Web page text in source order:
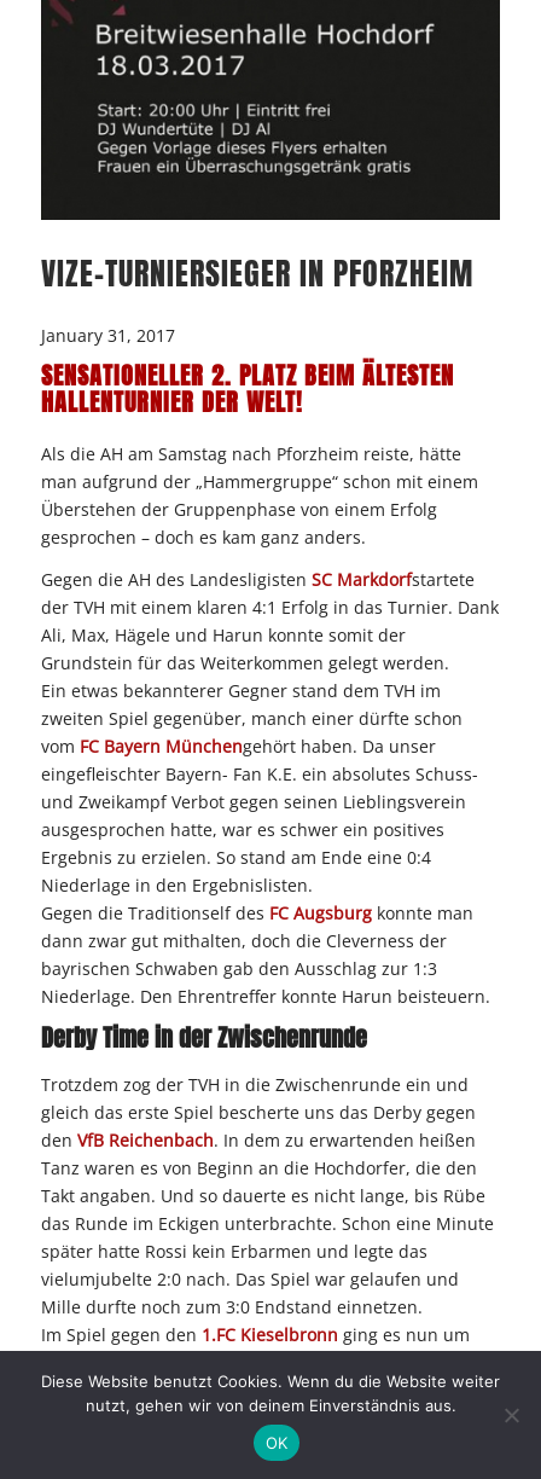
VIZE-TURNIERSIEGER IN PFORZHEIM
January 31, 2017
SENSATIONELLER 2. PLATZ BEIM ÄLTESTEN
HALLENTURNIER DER WELT!
Als die AH am Samstag nach Pforzheim reiste, hätte
man aufgrund der „Hammergruppe“ schon mit einem
Überstehen der Gruppenphase von einem Erfolg
gesprochen – doch es kam ganz anders.
Gegen die AH des Landesligisten SC Markdorfstartete
der TVH mit einem klaren 4:1 Erfolg in das Turnier. Dank
Ali, Max, Hägele und Harun konnte somit der
Grundstein für das Weiterkommen gelegt werden.
Ein etwas bekannterer Gegner stand dem TVH im
zweiten Spiel gegenüber, manch einer dürfte schon
vom FC Bayern Münchengehört haben. Da unser
eingefleischter Bayern- Fan K.E. ein absolutes Schuss-
und Zweikampf Verbot gegen seinen Lieblingsverein
ausgesprochen hatte, war es schwer ein positives
Ergebnis zu erzielen. So stand am Ende eine 0:4
Niederlage in den Ergebnislisten.
Gegen die Traditionself des FC Augsburgkonnte man
dann zwar gut mithalten, doch die Cleverness der
bayrischen Schwaben gab den Ausschlag zur 1:3
Niederlage. Den Ehrentreffer konnte Harun beisteuern.
Derby Time in der Zwischenrunde
Trotzdem zog der TVH in die Zwischenrunde ein und
gleich das erste Spiel bescherte uns das Derby gegen
den VfB Reichenbach. In dem zu erwartenden heißen
Tanz waren es von Beginn an die Hochdorfer, die den
Takt angaben. Und so dauerte es nicht lange, bis Rübe
das Runde im Eckigen unterbrachte. Schon eine Minute
später hatte Rossi kein Erbarmen und legte das
vielumjubelte 2:0 nach. Das Spiel war gelaufen und
Mille durfte noch zum 3:0 Endstand einnetzen.
Im Spiel gegen den 1.FC Kieselbronn ging es nun um
fiel dann auch nur ein Treffer, dabei war es Jan Hägele
vorbehalten, den TVH unter die letzten vier zu schießen.
Revanche im Halbfinale
Diese Website benutzt Cookies. Wenn du die Website weiter
nutzt, gehen wir von deinem Einverständnis aus.
OK